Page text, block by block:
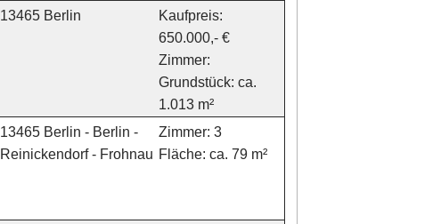
13465 Berlin
Kaufpreis:
650.000,- €
Zimmer:
Grundstück: ca.
1.013 m²
13465 Berlin - Berlin -
Reinickendorf - Frohnau
Zimmer: 3
Fläche: ca. 79 m²